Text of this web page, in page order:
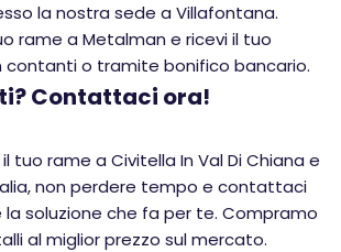
la nostra sede a Villafontana.
rame a Metalman e ricevi il tuo
o tramite bonifico bancario.
Contattaci ora!
tuo rame a Civitella In Val Di Chiana e
non perdere tempo e contattaci
la soluzione che fa per te. Compramo
al miglior prezzo sul mercato.